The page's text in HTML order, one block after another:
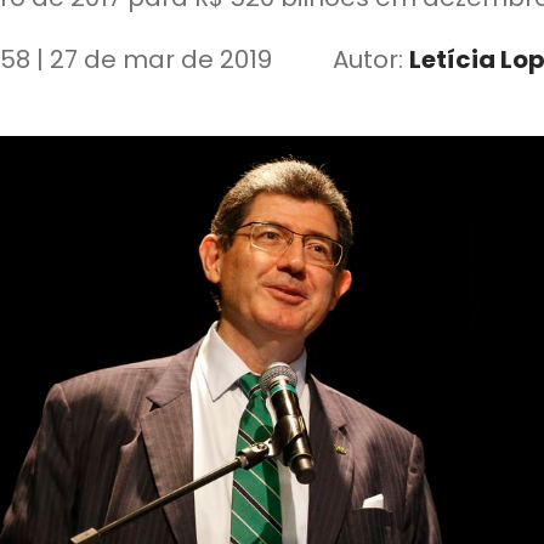
| 27 de mar de 2019
Autor: Letícia